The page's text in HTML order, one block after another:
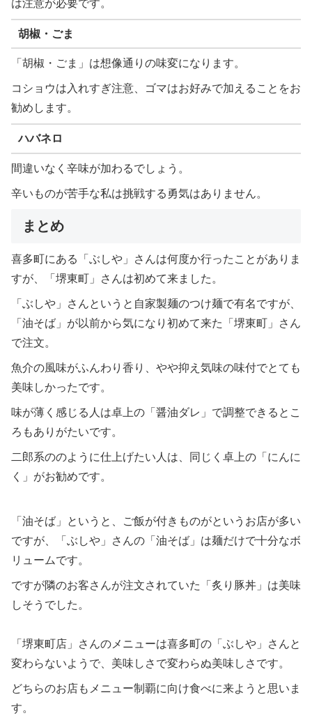
は注意が必要です。
胡椒・ごま
「胡椒・ごま」は想像通りの味変になります。
コショウは入れすぎ注意、ゴマはお好みで加えることをお
勧めします。
ハバネロ
間違いなく辛味が加わるでしょう。
辛いものが苦手な私は挑戦する勇気はありません。
まとめ
喜多町にある「ぶしや」さんは何度か行ったことがありま
すが、「堺東町」さんは初めて来ました。
「ぶしや」さんというと自家製麺のつけ麺で有名ですが、
「油そば」が以前から気になり初めて来た「堺東町」さん
で注文。
魚介の風味がふんわり香り、やや抑え気味の味付でとても
美味しかったです。
味が薄く感じる人は卓上の「醤油ダレ」で調整できるとこ
ろもありがたいです。
二郎系ののように仕上げたい人は、同じく卓上の「にんに
く」がお勧めです。
「油そば」というと、ご飯が付きものがというお店が多い
ですが、「ぶしや」さんの「油そば」は麺だけで十分なボ
リュームです。
ですが隣のお客さんが注文されていた「炙り豚丼」は美味
しそうでした。
「堺東町店」さんのメニューは喜多町の「ぶしや」さんと
変わらないようで、美味しさで変わらぬ美味しさです。
どちらのお店もメニュー制覇に向け食べに来ようと思いま
す。